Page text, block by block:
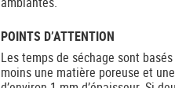
POINTS D’ATTENTION
Les temps de séchage sont
moins une matière poreuse et